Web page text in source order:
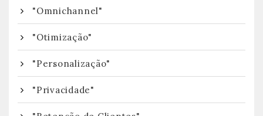
"Omnichannel"
"Otimização"
"Personalização"
"Privacidade"